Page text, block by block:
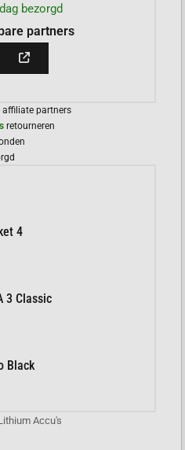
bezorgd
partners
affiliate partners
retourneren
4
3 Classic
Black
Accu's